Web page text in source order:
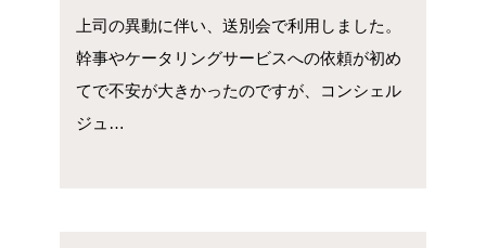
上司の異動に伴い、送別会で利用しました。
幹事やケータリングサービスへの依頼が初め
てで不安が大きかったのですが、コンシェル
ジュ…